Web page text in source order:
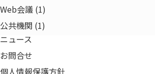
Web会議 (1)
公共機関 (1)
中途採用比率の公表
採用情報
ニュース
お問合せ
個人情報保護方針